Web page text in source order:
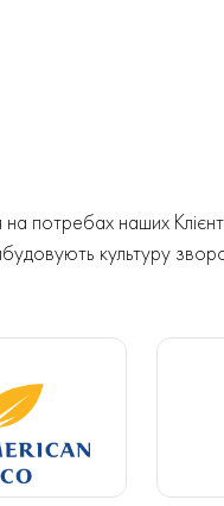
потребах наших
культуру